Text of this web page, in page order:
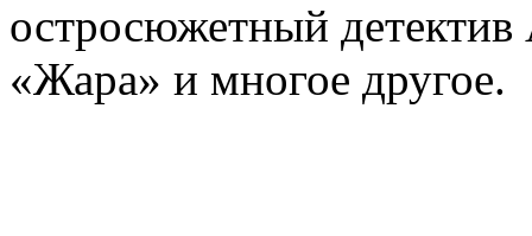
остросюжетный детектив
«Жара» и многое другое.